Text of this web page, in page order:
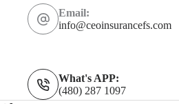
Email:
info@ceoinsurancefs.com
What's APP:
(480) 287 1097